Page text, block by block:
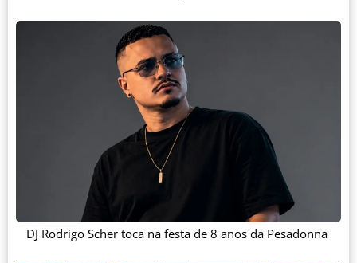
DJ Rodrigo Scher toca na festa de 8 anos da Pesadonna